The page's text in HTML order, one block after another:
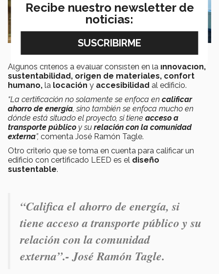
Algunos criterios a evaluar consisten en la innovación,
sustentabilidad, origen de materiales, confort
humano, la locación y accesibilidad al edificio.
“La certificación no solamente se enfoca en calificar
ahorro de energía, sino también se enfoca mucho en
dónde está situado el proyecto, si tiene acceso a
transporte público y su relación con la comunidad
externa”, comenta José Ramón Tagle.
Otro criterio que se toma en cuenta para calificar un
edificio con certificado LEED es el diseño
sustentable.
“Califica el ahorro de energía, si
tieneacceso a transporte público y su
relación con la comunidad
externa”.- José Ramón Tagle.
Recibe nuestro newsletter de
noticias: